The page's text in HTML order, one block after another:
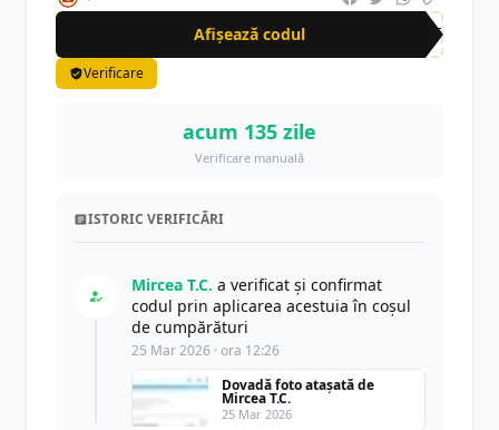
Afișează codul AFF
Verificare
acum 135 zile
Verificare manuală
ISTORIC VERIFICĂRI
Mircea T.C. a verificat și confirmat
codul prin aplicarea acestuia în coșul
de cumpărături
25 Mar 2026 · ora 12:26
Dovadă foto atașată de
Mircea T.C.
25 Mar 2026